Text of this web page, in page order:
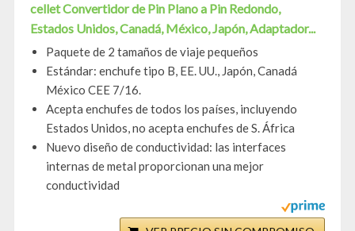
cellet Convertidor de Pin Plano a Pin Redondo,
Estados Unidos, Canadá, México, Japón, Adaptador...
Paquete de 2 tamaños de viaje pequeños
Estándar: enchufe tipo B, EE. UU., Japón, Canadá
México CEE 7/16.
Acepta enchufes de todos los países, incluyendo
Estados Unidos, no acepta enchufes de S. África
Nuevo diseño de conductividad: las interfaces
internas de metal proporcionan una mejor
conductividad